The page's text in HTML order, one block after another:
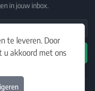
te leveren. Door
u akkoord met ons
in jouw inbox.